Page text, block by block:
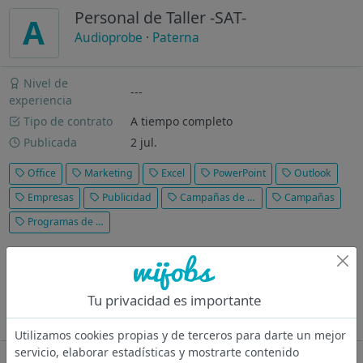
A Personal de Taller -SAT-
Audioprobe · Paterna
Nivel de
experiencia
---
Tipo de contrato
A tiempo completo
Publicada
2 jul.
Office Marketing Excel PowerPoint
Outlook
Empresas
Publicidad Campañas de marketing
Campañas
Programas de ofimática
Descripción del puesto En el puesto de Personal de Taller - SAT
en Audioprobe te encargarás del soporte técnico y reparación
de equipos en el Servicio de Asistencia Técnica. En tu día a día
recibirás equipos de clientes, realizarás diagnósticos...
Tu privacidad es importante
Utilizamos cookies propias y de terceros para darte un mejor
servicio, elaborar estadísticas y mostrarte contenido